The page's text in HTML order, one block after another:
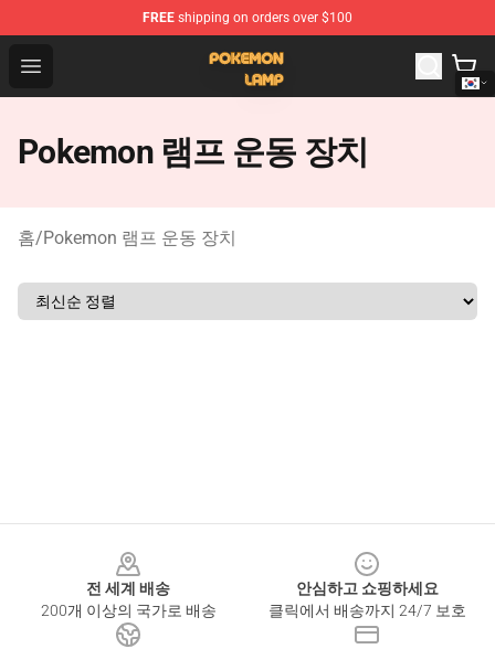
FREE shipping on orders over $100
Open menu
Pokemon Lamp Shop - The Best Store of Pokemon
Pokemon 램프 운동 장치
홈/Pokemon 램프 운동 장치
전 세계 배송
200개 이상의 국가로 배송
안심하고 쇼핑하세요
클릭에서 배송까지 24/7 보호